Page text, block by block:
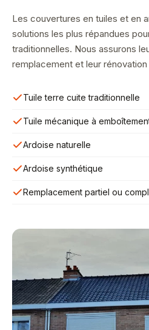
Les couvertures en tuiles et en
solutions les plus répandues
traditionnelles. Nous assurons
remplacement et leur
Tuile terre cuite traditionnelle
Tuile mécanique à
Ardoise naturelle
Ardoise synthétique
Remplacement partiel ou